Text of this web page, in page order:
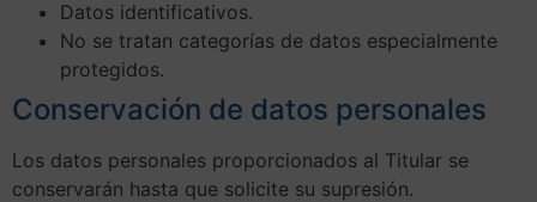
Datos identificativos.
No se tratan categorías de datos especialmente
protegidos.
Conservación de datos personales
Los datos personales proporcionados al Titular se
conservarán hasta que solicite su supresión.